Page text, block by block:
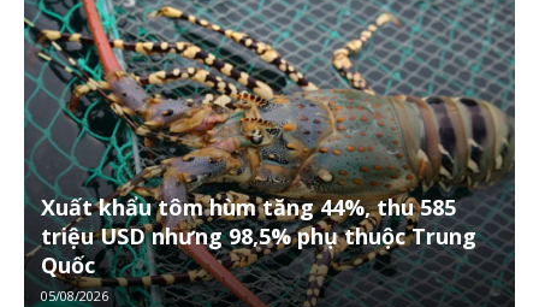
Xuất khẩu tôm hùm tăng 44%, thu 585
triệu USD nhưng 98,5% phụ thuộc Trung
Quốc
05/08/2026